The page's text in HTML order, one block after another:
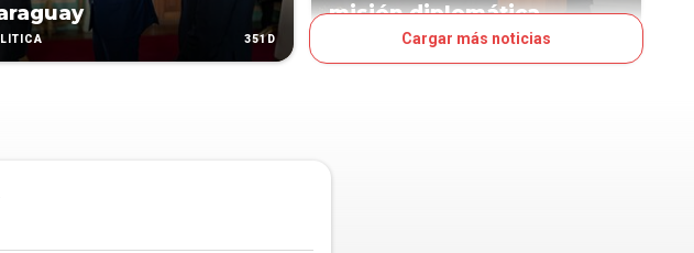
351D
misión diplomática
Cargar más noticias